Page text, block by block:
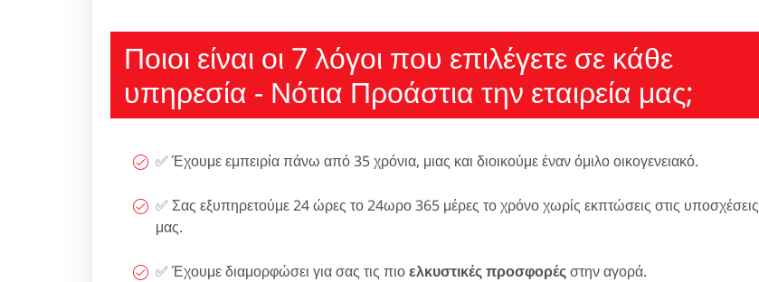
Ποιοι είναι οι 7 λόγοι που επιλέγετε σε κάθε
υπηρεσία - Νότια Προάστια την εταιρεία μας;
✅ Έχουμε εμπειρία πάνω από 35 χρόνια, μιας και διοικούμε έναν όμιλο οικογενειακό.
✅ Σας εξυπηρετούμε 24 ώρες το 24ωρο 365 μέρες το χρόνο χωρίς εκπτώσεις στις υποσχέσεις
μας.
✅ Έχουμε διαμορφώσει για σας τις πιοελκυστικές προσφορέςστην αγορά.